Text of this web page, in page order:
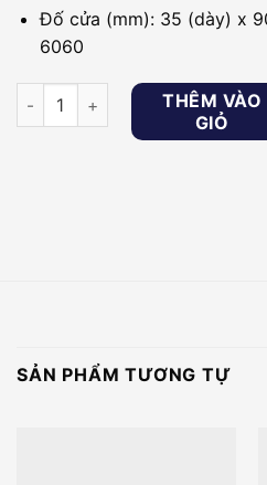
Đố cửa (mm): 35 (dày) x
6060
Khóa cửa cho căn hộ cao cấp,
THÊM VÀO
GIỎ
SẢN PHẨM TƯƠNG TỰ